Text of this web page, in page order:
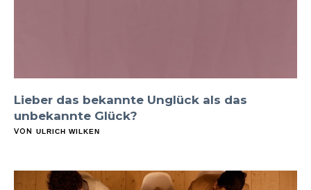
Lieber das bekannte Unglück als das
unbekannte Glück?
VON ULRICH WILKEN